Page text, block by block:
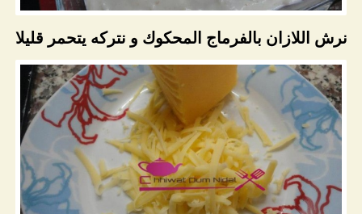
نرش اللازان بالفرماج المحكوك و نتركه يتحمر قليلا